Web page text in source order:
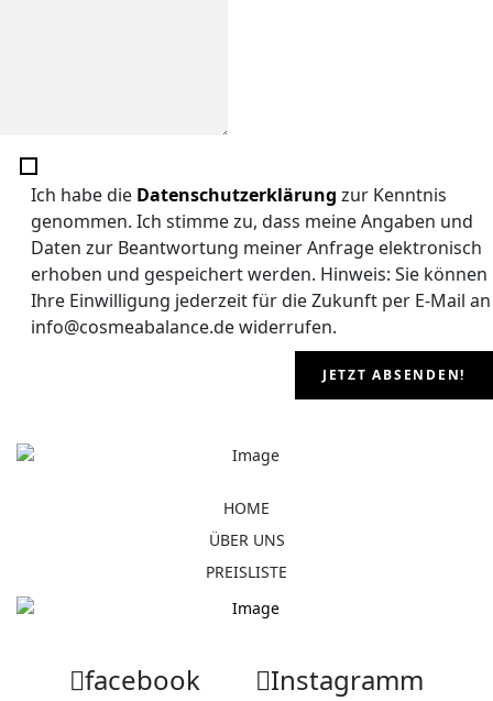
Ich habe die Datenschutzerklärung zur Kenntnis
genommen. Ich stimme zu, dass meine Angaben und
Daten zur Beantwortung meiner Anfrage elektronisch
erhoben und gespeichert werden. Hinweis: Sie können
Ihre Einwilligung jederzeit für die Zukunft per E-Mail an
info@cosmeabalance.de widerrufen.
JETZT ABSENDEN!
HOME
ÜBER UNS
PREISLISTE
facebook Instagramm